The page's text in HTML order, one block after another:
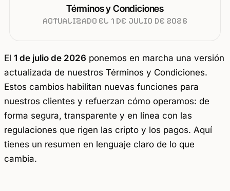
Términos y Condiciones
ACTUALIZADO EL 1 DE JULIO DE 2026
El 1 de julio de 2026 ponemos en marcha una versión
actualizada de nuestros Términos y Condiciones.
Estos cambios habilitan nuevas funciones para
nuestros clientes y refuerzan cómo operamos: de
forma segura, transparente y en línea con las
regulaciones que rigen las cripto y los pagos. Aquí
tienes un resumen en lenguaje claro de lo que
cambia.